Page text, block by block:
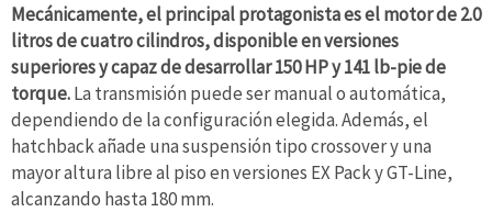
Mecánicamente, el principal protagonista es el motor de 2.0
litros de cuatro cilindros, disponible en versiones
superiores y capaz de desarrollar 150 HP y 141 lb-pie de
torque.La transmisión puede ser manual o automática,
dependiendo de la configuración elegida. Además, el
hatchback añade una suspensión tipo crossover y una
mayor altura libre al piso en versiones EX Pack y GT-Line,
alcanzando hasta 180 mm.